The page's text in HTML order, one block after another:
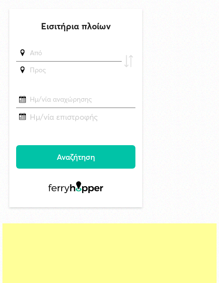
κλειστό από την Δευτέρα 10/8 έως και την Δευτέρα 17/8